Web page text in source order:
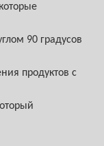
90 градусов
продуктов с